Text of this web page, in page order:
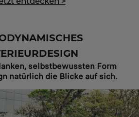
selbstbewussten Form
natürlich die Blicke auf sich.